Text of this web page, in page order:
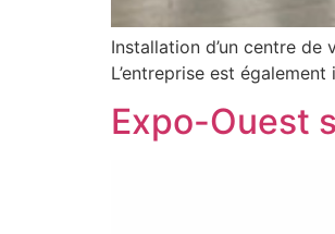
Installation d’un centre de
L’entreprise est
Expo-Ouest